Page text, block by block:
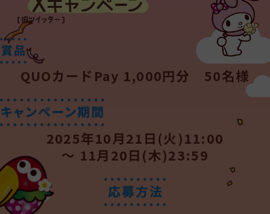
■対象商品
・チョコボール＜ピーナッツ＞
・チョコボール＜キャラメル＞
・チョコボール＜いちご＞
・チョコボール＜北海道ミルク＞
・A賞【対象商品3個以上購入で1口応募】
＜ポムポムプリン コース＞
オリジナルロングTシャツ：20名様
＜シナモロール コース＞
オリジナルロングTシャツ：20名様
＜マイメロディ コース＞
オリジナルトートバッグ：20名様
＜ポチャッコ コース＞
オリジナルトートバッグ：20名様
・B賞【対象商品2個以上購入で1口応募】
QUOカードPay 1,000円分 50名様
2025年10月21日(火)11:00
～ 11月20日(木)23:59